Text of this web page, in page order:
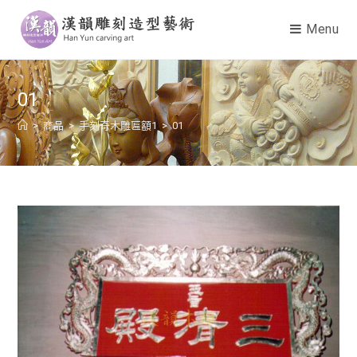
Menu
01
> 商品 > 手刻奇木雕匾額1 > 01